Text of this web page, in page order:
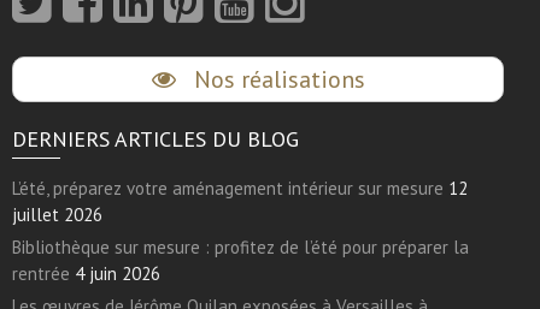
Nos réalisations
DERNIERS ARTICLES DU BLOG
L’été, préparez votre aménagement intérieur sur mesure 12
juillet 2026
Bibliothèque sur mesure : profitez de l’été pour préparer la
rentrée 4 juin 2026